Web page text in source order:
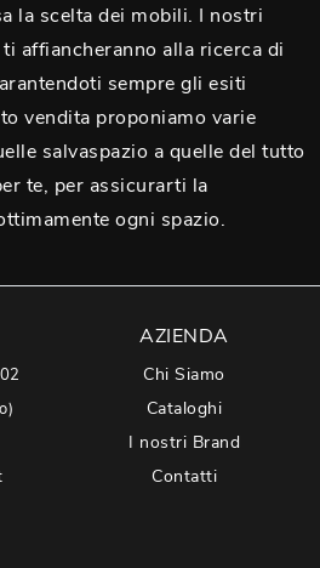
la scelta dei mobili. I nostri
affiancheranno alla ricerca di
sempre gli esiti
vendita proponiamo varie
salvaspazio a quelle del tutto
te, per assicurarti la
ogni spazio.
AZIENDA
Chi Siamo
Cataloghi
I nostri Brand
Contatti